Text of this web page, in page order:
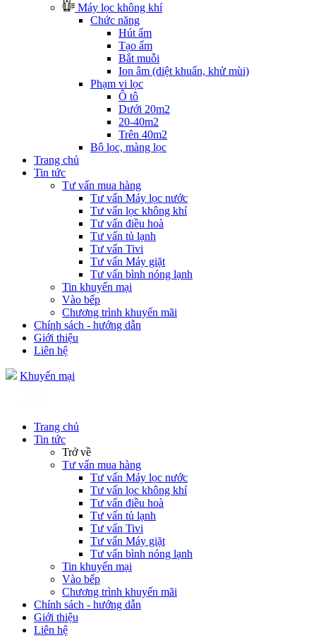
Máy lọc không khí
Chức năng
Hút ẩm
Tạo ẩm
Bắt muỗi
Ion âm (diệt khuẩn, khử mùi)
Phạm vi lọc
Ô tô
Dưới 20m2
20-40m2
Trên 40m2
Bộ lọc, màng lọc
Trang chủ
Tin tức
Tư vấn mua hàng
Tư vấn Máy lọc nước
Tư vấn lọc không khí
Tư vấn điều hoà
Tư vấn tủ lạnh
Tư vấn Tivi
Tư vấn Máy giặt
Tư vấn bình nóng lạnh
Tin khuyến mại
Vào bếp
Chương trình khuyến mãi
Chính sách - hướng dẫn
Giới thiệu
Liên hệ
Khuyến mại
Trang chủ
Tin tức
Trở về
Tư vấn mua hàng
Tư vấn Máy lọc nước
Tư vấn lọc không khí
Tư vấn điều hoà
Tư vấn tủ lạnh
Tư vấn Tivi
Tư vấn Máy giặt
Tư vấn bình nóng lạnh
Tin khuyến mại
Vào bếp
Chương trình khuyến mãi
Chính sách - hướng dẫn
Giới thiệu
Liên hệ